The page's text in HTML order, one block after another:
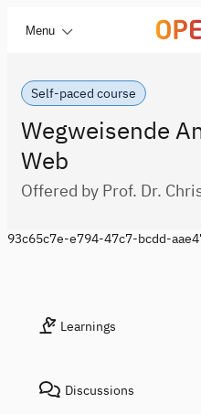
Menu
Self-paced course
Wegweisende
Web
Offered by Prof. Dr.
93c65c7e-e794-47c7-bcdd-
Learnings
Discussions